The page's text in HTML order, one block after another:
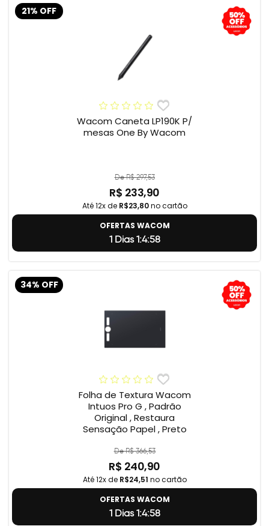
21% OFF
Wacom Caneta LP190K P/
mesas One By Wacom
De R$ 297,53
R$ 233,90
Até 12x de R$23,80no cartão
OFERTAS WACOM
1 Dias 1:4:57
34% OFF
Folha de Textura Wacom
Intuos Pro G , Padrão
Original , Restaura
Sensação Papel , Preto
De R$ 366,53
R$ 240,90
Até 12x de R$24,51 no cartão
OFERTAS WACOM
1 Dias 1:4:57